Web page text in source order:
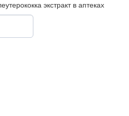
экстракт в аптеках